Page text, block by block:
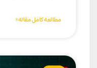
مطالعه کامل مقاله»